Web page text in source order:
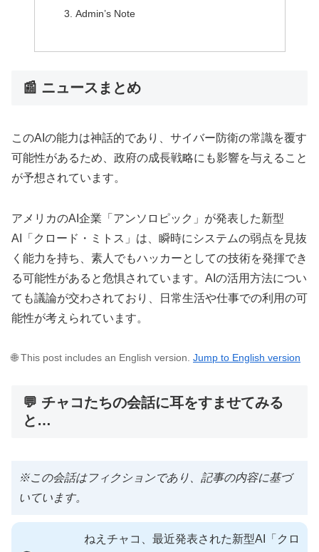
Admin’s Note
📰 ニュースまとめ
このAIの能力は神話的であり、サイバー防衛の常識を覆す
可能性があるため、政府の成長戦略にも影響を与えること
が予想されています。
アメリカのAI企業「アンソロピック」が発表した新型
AI「クロード・ミトス」は、瞬時にシステムの弱点を見抜
く能力を持ち、素人でもハッカーとしての技術を発揮でき
る可能性があると危惧されています。AIの活用方法につい
ても議論が交わされており、日常生活や仕事での利用の可
能性が考えられています。
🌐 This post includes an English version. Jump to English version
💬 チャコたちの会話に耳をすませてみる
と…
※この会話はフィクションであり、記事の内容に基づ
いています。
ねえチャコ、最近発表された新型AI「クロ